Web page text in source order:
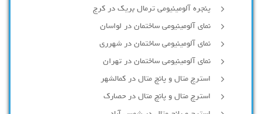
پنجره آلومینیومی ترمال بریک در کرج
نمای آلومینیومی ساختمان در لواسان
نمای آلومینیومی ساختمان در شهرری
نمای آلومینیومی ساختمان در تهران
استرچ متال و پانچ متال در کمالشهر
استرچ متال و پانچ متال در حصارك